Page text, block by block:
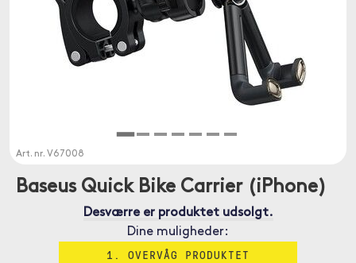
Art. nr. V67008
Baseus Quick Bike Carrier (iPhone)
Desværre er produktet udsolgt.
Dine muligheder:
1. OVERVÅG PRODUKTET